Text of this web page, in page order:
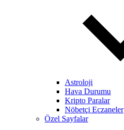
Astroloji
Hava Durumu
Kripto Paralar
Nöbetçi Eczaneler
Özel Sayfalar